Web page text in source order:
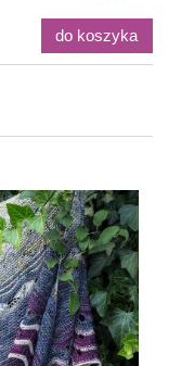
do koszyka